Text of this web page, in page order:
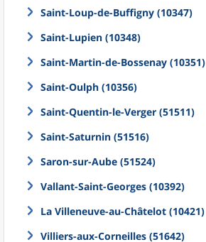
Saint-Loup-de-Buffigny (10347)
Saint-Lupien (10348)
Saint-Martin-de-Bossenay (10351)
Saint-Oulph (10356)
Saint-Quentin-le-Verger (51511)
Saint-Saturnin (51516)
Saron-sur-Aube (51524)
Vallant-Saint-Georges (10392)
La Villeneuve-au-Châtelot (10421)
Villiers-aux-Corneilles (51642)